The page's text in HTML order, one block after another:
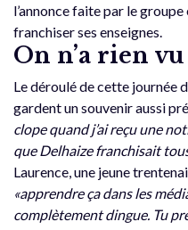
l’annonce faite par le
franchiser ses enseignes.
On n’a rien
Le déroulé de cette journée
gardent un souvenir aussi
clope quand j’ai reçu une
que Delhaize franchisait
Laurence, une jeune
«apprendre ça dans les
complètement dingue. Tu